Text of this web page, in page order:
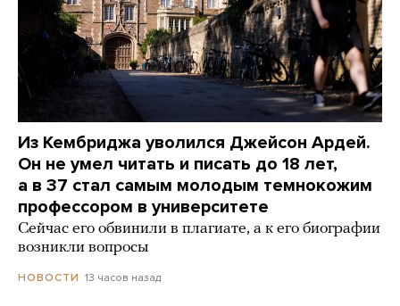
Из Кембриджа уволился Джейсон Ардей.
Он не умел читать и писать до 18 лет,
а в 37 стал самым молодым темнокожим
профессором в университете
Сейчас его обвинили в плагиате, а к его биографии
возникли вопросы
НОВОСТИ 13 часов назад